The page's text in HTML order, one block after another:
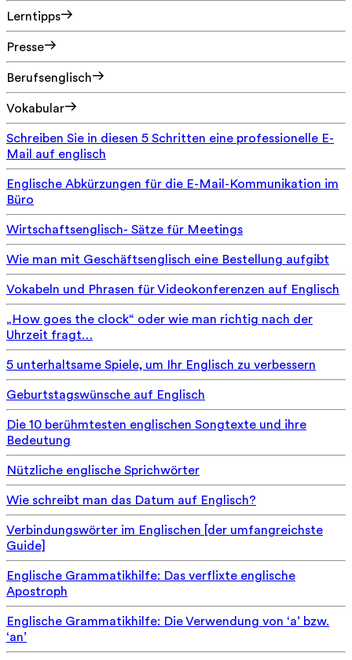
Lerntipps
Presse
Berufsenglisch
Vokabular
Schreiben Sie in diesen 5 Schritten eine professionelle E-
Mail auf englisch
Englische Abkürzungen für die E-Mail-Kommunikation im
Büro
Wirtschaftsenglisch- Sätze für Meetings
Wie man mit Geschäftsenglisch eine Bestellung aufgibt
Vokabeln und Phrasen für Videokonferenzen auf Englisch
„How goes the clock“ oder wie man richtig nach der
Uhrzeit fragt…
5 unterhaltsame Spiele, um Ihr Englisch zu verbessern
Geburtstagswünsche auf Englisch
Die 10 berühmtesten englischen Songtexte und ihre
Bedeutung
Nützliche englische Sprichwörter
Wie schreibt man das Datum auf Englisch?
Verbindungswörter im Englischen [der umfangreichste
Guide]
Englische Grammatikhilfe: Das verflixte englische
Apostroph
Englische Grammatikhilfe: Die Verwendung von ‘a’ bzw.
‘an’